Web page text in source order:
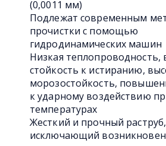
(0,0011 мм)
Подлежат современным
прочистки с помощью
гидродинамических машин
Низкая теплопроводность,
стойкость к истиранию,
морозостойкость,
к ударному воздействию
температурах
Жесткий и прочный раструб,
исключающий